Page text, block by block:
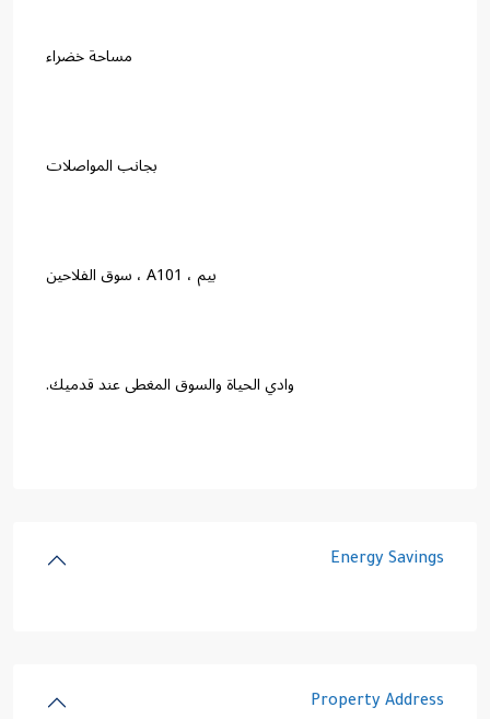
مساحة خضراء
بجانب المواصلات
بيم ، A101 ، سوق الفلاحين
وادي الحياة والسوق المغطى عند قدميك.
Energy Savings
Property Address